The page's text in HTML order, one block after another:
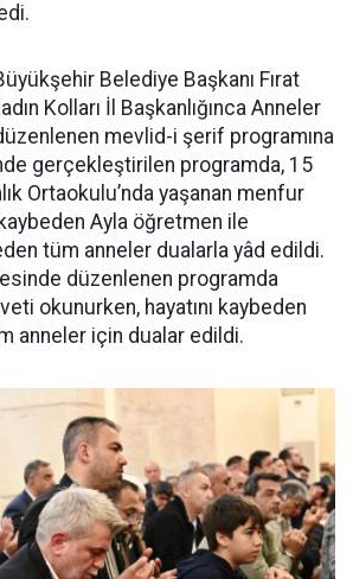
Belediye Başkanı Fırat
Kolları İl Başkanlığınca Anneler
mevlid-i şerif programına
gerçekleştirilen programda, 15
Ortaokulu’nda yaşanan menfur
kaybeden Ayla öğretmen ile
tüm anneler dualarla yâd edildi.
düzenlenen programda
okunurken, hayatını kaybeden
anneler için dualar edildi.